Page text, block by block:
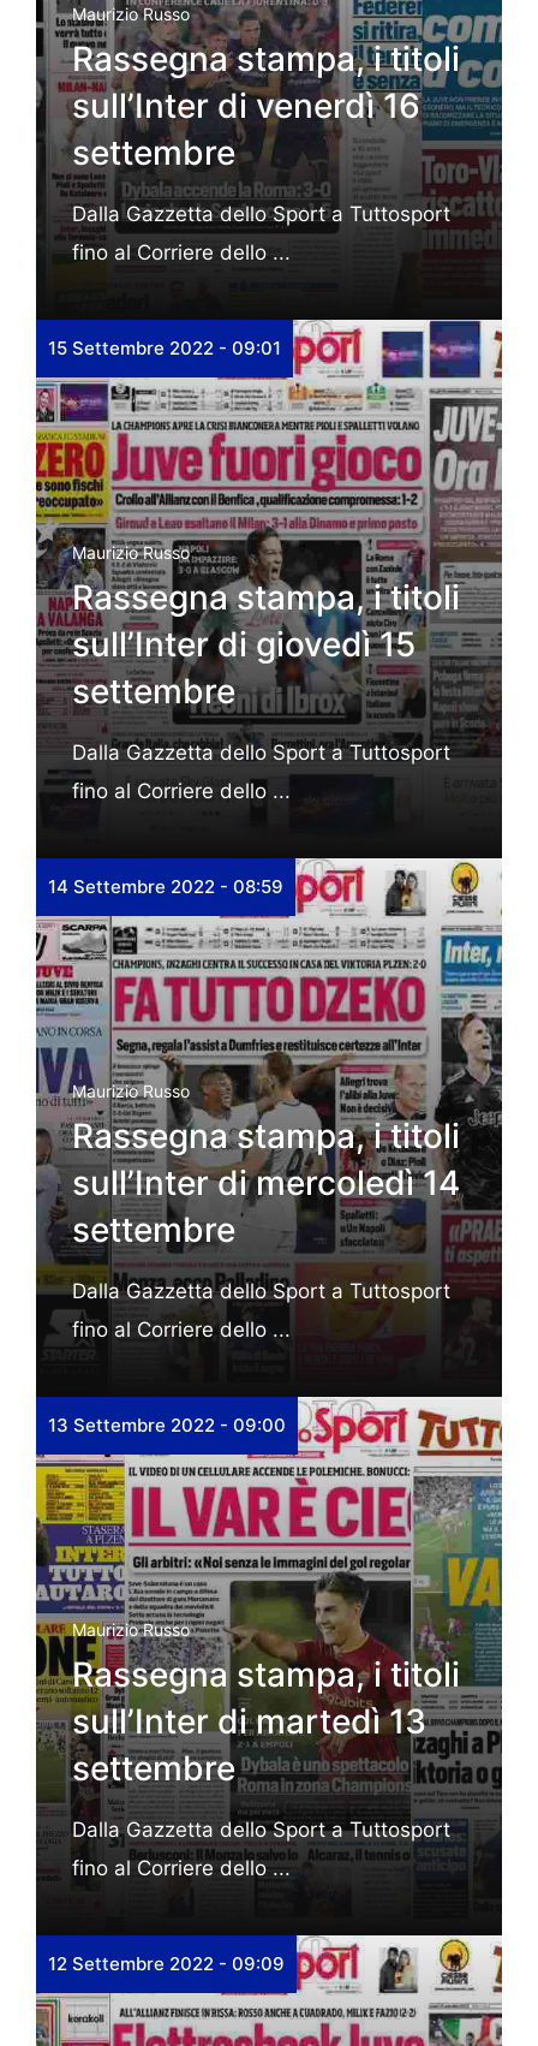
Maurizio Russo
Rassegna stampa, i titoli
sull’Inter di venerdì 16
settembre
Dalla Gazzetta dello Sport a Tuttosport
fino al Corriere dello ...
15 Settembre 2022 - 09:01
Maurizio Russo
Rassegna stampa, i titoli
sull’Inter di giovedì 15
settembre
Dalla Gazzetta dello Sport a Tuttosport
fino al Corriere dello ...
14 Settembre 2022 - 08:59
Maurizio Russo
Rassegna stampa, i titoli
sull’Inter di mercoledì 14
settembre
Dalla Gazzetta dello Sport a Tuttosport
fino al Corriere dello ...
13 Settembre 2022 - 09:00
Maurizio Russo
Rassegna stampa, i titoli
sull’Inter di martedì 13
settembre
Dalla Gazzetta dello Sport a Tuttosport
fino al Corriere dello ...
12 Settembre 2022 - 09:09